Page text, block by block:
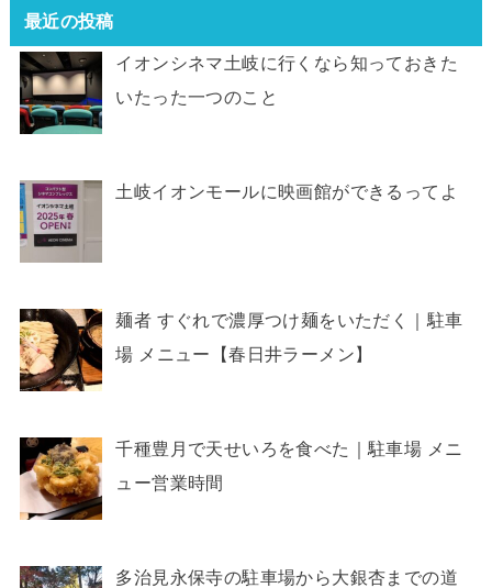
最近の投稿
イオンシネマ土岐に行くなら知っておきた
いたった一つのこと
土岐イオンモールに映画館ができるってよ
麺者 すぐれで濃厚つけ麺をいただく｜駐車
場 メニュー【春日井ラーメン】
千種豊月で天せいろを食べた｜駐車場 メニ
ュー営業時間
多治見永保寺の駐車場から大銀杏までの道